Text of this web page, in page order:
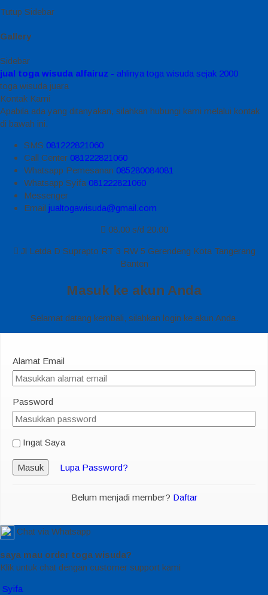
Tutup Sidebar
Gallery
Sidebar
jual toga wisuda alfairuz - ahlinya toga wisuda sejak 2000
toga wisuda juara
Kontak Kami
Apabila ada yang ditanyakan, silahkan hubungi kami melalui kontak
di bawah ini.
SMS 081222821060
Call Center 081222821060
Whatsapp Pemesanan 085280084081
Whatsapp Syifa 081222821060
Messenger
Email jualtogawisuda@gmail.com
08.00 s/d 20.00
Jl Letda D Suprapto RT 3 RW 5 Gerendeng Kota Tangerang
Banten
Masuk ke akun Anda
Selamat datang kembali, silahkan login ke akun Anda.
Alamat Email
Password
Ingat Saya
Masuk Lupa Password?
Belum menjadi member? Daftar
Chat via Whatsapp
saya mau order toga wisuda?
Klik untuk chat dengan customer support kami
Syifa